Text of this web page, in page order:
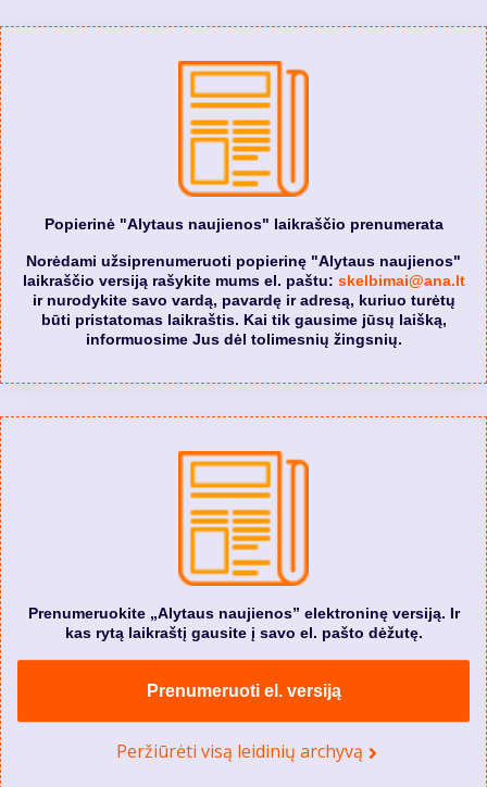
Popierinė "Alytaus naujienos" laikraščio prenumerata
Norėdami užsiprenumeruoti popierinę "Alytaus naujienos"
laikraščio versiją rašykite mums el. paštu: skelbimai@ana.lt
ir nurodykite savo vardą, pavardę ir adresą, kuriuo turėtų
būti pristatomas laikraštis. Kai tik gausime jūsų laišką,
informuosime Jus dėl tolimesnių žingsnių.
Prenumeruokite „Alytaus naujienos” elektroninę versiją. Ir
kas rytą laikraštį gausite į savo el. pašto dėžutę.
Prenumeruoti el. versiją
Peržiūrėti visą leidinių archyvą